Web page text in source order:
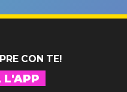
CON TE!
L'APP